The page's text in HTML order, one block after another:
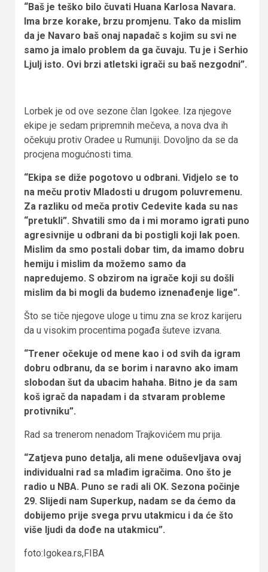
“Baš je teško bilo čuvati Huana Karlosa Navara.
Ima brze korake, brzu promjenu. Tako da mislim
da je Navaro baš onaj napadač s kojim su svi ne
samo ja imalo problem da ga čuvaju. Tu je i Serhio
Ljulj isto. Ovi brzi atletski igrači su baš nezgodni”.
Lorbek je od ove sezone član Igokee. Iza njegove
ekipe je sedam pripremnih mečeva, a nova dva ih
očekuju protiv Oradee u Rumuniji. Dovoljno da se da
procjena mogućnosti tima.
“Ekipa se diže pogotovo u odbrani. Vidjelo se to
na meču protiv Mladosti u drugom poluvremenu.
Za razliku od meča protiv Cedevite kada su nas
“pretukli”. Shvatili smo da i mi moramo igrati puno
agresivnije u odbrani da bi postigli koji lak poen.
Mislim da smo postali dobar tim, da imamo dobru
hemiju i mislim da možemo samo da
napredujemo. S obzirom na igrače koji su došli
mislim da bi mogli da budemo iznenađenje lige”.
Što se tiče njegove uloge u timu zna se kroz karijeru
da u visokim procentima pogađa šuteve izvana.
“Trener očekuje od mene kao i od svih da igram
dobru odbranu, da se borim i naravno ako imam
slobodan šut da ubacim hahaha. Bitno je da sam
koš igrač da napadam i da stvaram probleme
protivniku”.
Rad sa trenerom nenadom Trajkovićem mu prija.
“Zatjeva puno detalja, ali mene oduševljava ovaj
individualni rad sa mlađim igračima. Ono što je
radio u NBA. Puno se radi ali OK. Sezona počinje
29. Slijedi nam Superkup, nadam se da ćemo da
dobijemo prije svega prvu utakmicu i da će što
više ljudi da dođe na utakmicu”.
foto:Igokea.rs,FIBA